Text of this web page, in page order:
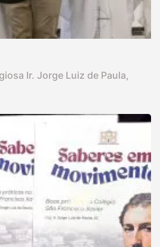
Ir. Jorge Luiz de Paula,